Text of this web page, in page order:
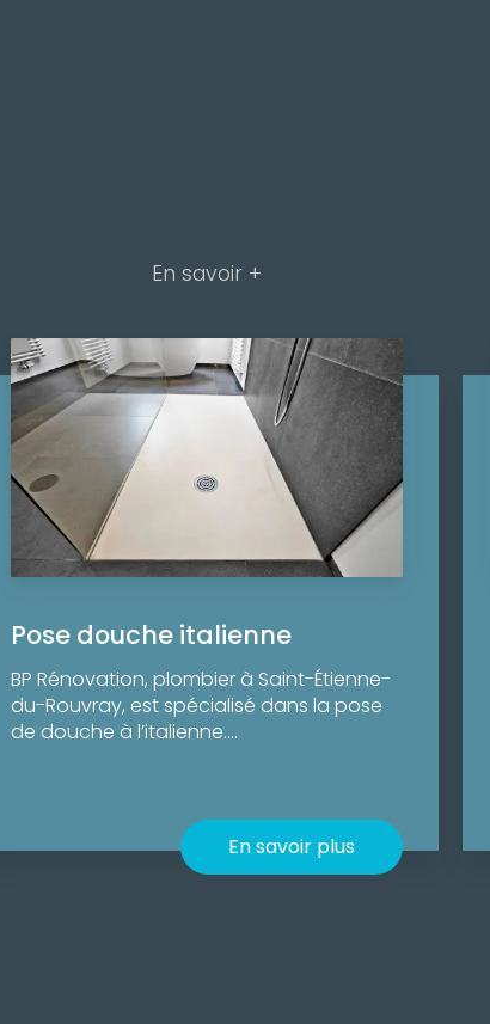
En savoir +
Pose douche italienne
BP Rénovation, plombier à Saint-Étienne-
du-Rouvray, est spécialisé dans la pose
de douche à l’italienne....
En savoir plus